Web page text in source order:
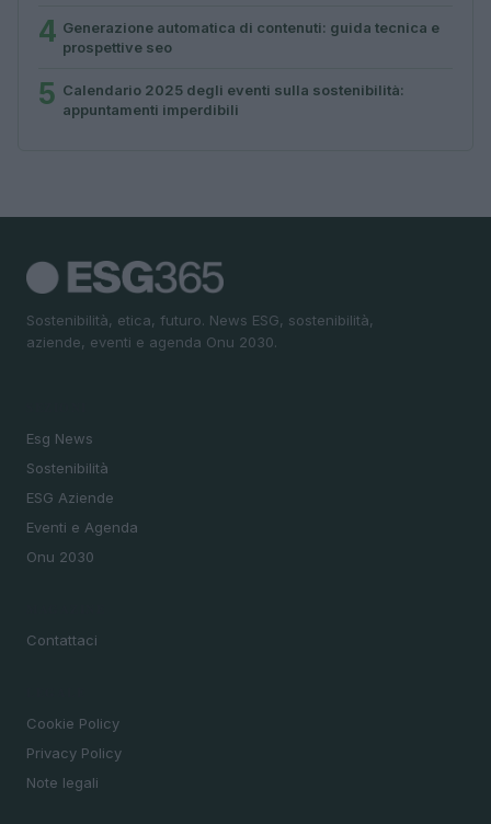
4 Generazione automatica di contenuti: guida tecnica e
prospettive seo
5 Calendario 2025 degli eventi sulla sostenibilità:
appuntamenti imperdibili
Sostenibilità, etica, futuro. News ESG, sostenibilità,
aziende, eventi e agenda Onu 2030.
Esg News
Sostenibilità
ESG Aziende
Eventi e Agenda
Onu 2030
Contattaci
Cookie Policy
Privacy Policy
Note legali